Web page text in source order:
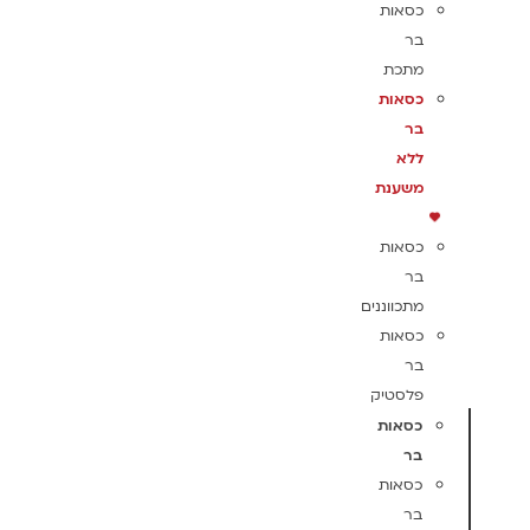
כסאות
בר
מתכת
כסאות
בר
ללא
משענת
כסאות
בר
מתכווננים
כסאות
בר
פלסטיק
כסאות
בר
כסאות
בר